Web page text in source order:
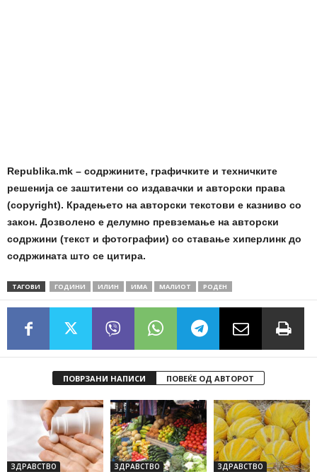
Republika.mk – содржините, графичките и техничките
решенија се заштитени со издавачки и авторски права
(copyright). Крадењето на авторски текстови е казниво со
закон. Дозволено е делумно превземање на авторски
содржини (текст и фотографии) со ставање хиперлинк до
содржината што се цитира.
ТАГОВИ ГОДИНИ ИЛИН ИМА МАЛИОТ РОДЕН
ПОВРЗАНИ НАПИСИ ПОВЕЌЕ ОД АВТОРОТ
ЗДРАВСТВО ЗДРАВСТВО ЗДРАВСТВО